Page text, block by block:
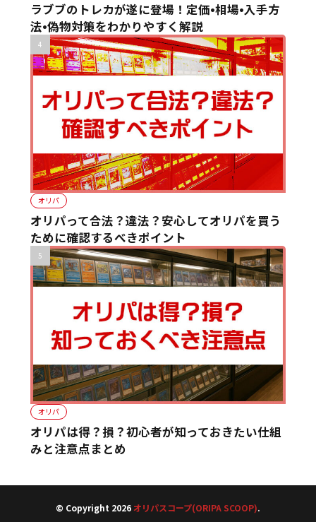
ラブブのトレカが遂に登場！定価•相場•入手方
法•偽物対策をわかりやすく解説
オリパ
オリパって合法？違法？安心してオリパを買う
ために確認するべきポイント
オリパ
オリパは得？損？初心者が知っておきたい仕組
みと注意点まとめ
© Copyright 2026オリパスコープ(ORIPA SCOOP).